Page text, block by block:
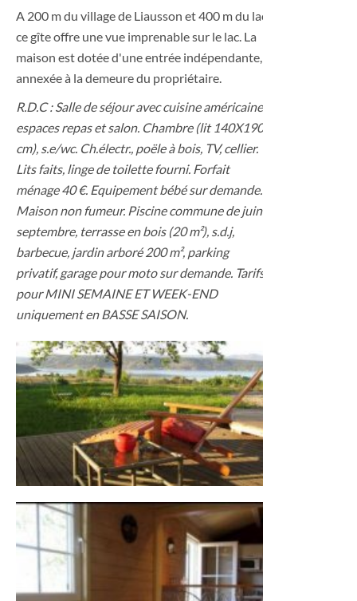
A 200 m du village de Liausson et 400 m du lac,
ce gîte offre une vue imprenable sur le lac. La
maison est dotée d'une entrée indépendante,
annexée à la demeure du propriétaire.
R.D.C : Salle de séjour avec cuisine américaine,
espaces repas et salon. Chambre (lit 140X190
cm), s.e/wc. Ch.électr., poële à bois, TV, cellier.
Lits faits, linge de toilette fourni. Forfait
ménage 40 €. Equipement bébé sur demande.
Maison non fumeur. Piscine commune de juin à
septembre, terrasse en bois (20 m²), s.d.j,
barbecue, jardin arboré 200 m², parking
privatif, garage pour moto sur demande. Tarifs
pour MINI SEMAINE ET WEEK-END
uniquement en BASSE SAISON.